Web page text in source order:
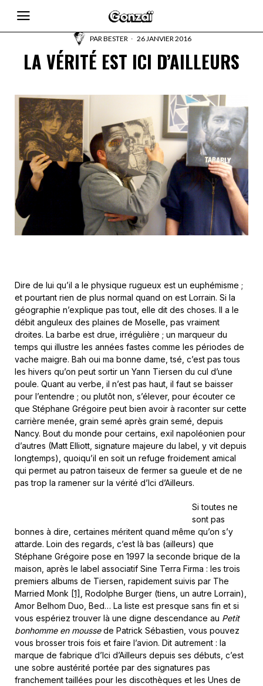
PARBESTER 26 JANVIER 2016
LA VÉRITÉ EST ICI D’AILLEURS
Dire de lui qu’il a le physique rugueux est un euphémisme ;
et pourtant rien de plus normal quand on est Lorrain. Si la
géographie n’explique pas tout, elle dit des choses. Il a le
débit anguleux des plaines de Moselle, pas vraiment
droites. La barbe est drue, irrégulière ; un marqueur du
temps qui illustre les années fastes comme les périodes de
vache maigre. Bah oui ma bonne dame, tsé, c’est pas tous
les hivers qu’on peut sortir un Yann Tiersen du cul d’une
poule. Quant au verbe, il n’est pas haut, il faut se baisser
pour l’entendre ; ou plutôt non, s’élever, pour écouter ce
que Stéphane Grégoire peut bien avoir à raconter sur cette
carrière menée, grain semé après grain semé, depuis
Nancy. Bout du monde pour certains, exil napoléonien pour
d’autres (Matt Elliott, signature majeure du label, y vit depuis
longtemps), quoiqu’il en soit un refuge froidement amical
qui permet au patron taiseux de fermer sa gueule et de ne
pas trop la ramener sur la vérité d’Ici d’Ailleurs.
Si toutes ne
sont pas
bonnes à dire, certaines méritent quand même qu’on s’y
attarde. Loin des regards, c’est là bas (ailleurs) que
Stéphane Grégoire pose en 1997 la seconde brique de la
maison, après le label associatif Sine Terra Firma : les trois
premiers albums de Tiersen, rapidement suivis par The
Married Monk [1]
, Rodolphe Burger (tiens, un autre Lorrain),
Amor Belhom Duo, Bed… La liste est presque sans fin et si
vous espériez trouver là une digne descendance au Petit
bonhomme en moussede Patrick Sébastien, vous pouvez
vous brosser trois fois et faire l’avion. Dit autrement : la
marque de fabrique d’Ici d’Ailleurs depuis ses débuts, c’est
une sobre austérité portée par des signatures pas
franchement taillées pour les discothèques et les Unes de